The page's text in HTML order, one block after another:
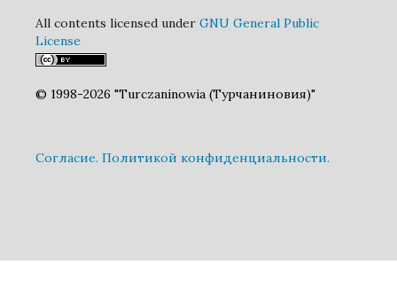
All contents licensed under GNU General Public
License
© 1998-2026 "Turczaninowia (Турчаниновия)"
Cогласие. Политикой конфиденциальности.